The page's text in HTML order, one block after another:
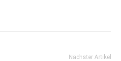
Nächster Artikel